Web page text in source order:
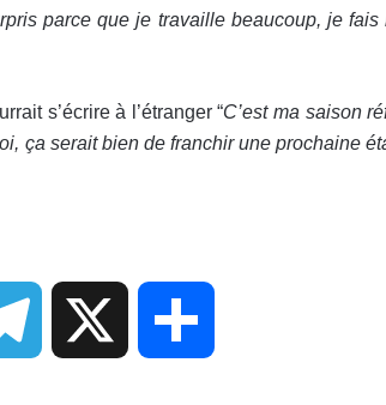
parce que je travaille beaucoup, je fais
s’écrire à l’étranger “C’est ma saison
ça serait bien de franchir une prochaine